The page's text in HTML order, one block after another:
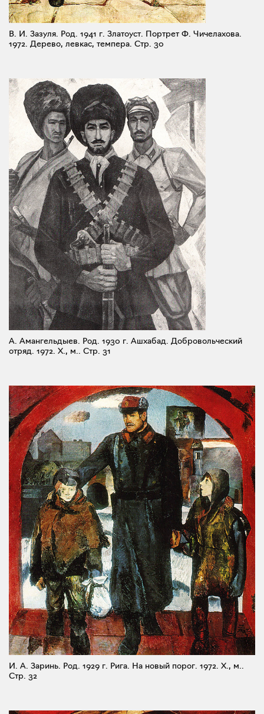
В. И. Зазуля. Род. 1941 г. Златоуст. Портрет Ф. Чичелахова.
1972. Дерево, левкас, темпера. Стр. 30
А. Амангельдыев. Род. 1930 г. Ашхабад. Добровольческий
отряд. 1972. X., м.. Стр. 31
И. А. Заринь. Род. 1929 г. Рига. На новый порог. 1972. X., м..
Стр. 32